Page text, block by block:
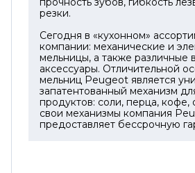
конструкция с
сочетается с
имеет встроенный резак
открывалку для
дизайн и качественные
делают этот набор
как для личного
подарка. Высокая
Peugeot подтверждается 5-
резки.
Сегодня в «кухонном»
компании: механические и
мельницы, а также различные
аксессуары. Отличительной
мельниц Peugeot является
запатентованный механизм
продуктов: соли, перца, кофе,
свои механизмы компания
предоставляет бессрочную